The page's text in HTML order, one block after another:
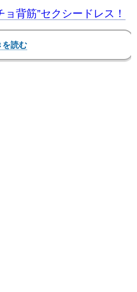
ョ背筋”セクシードレス！